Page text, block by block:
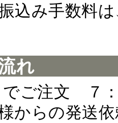
込み手数料
れ
でご注文 ７
からの発送